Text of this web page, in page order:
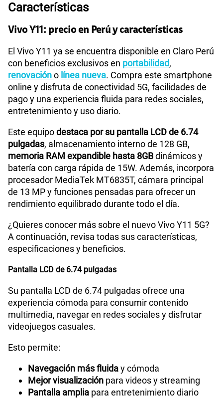
Paga solo
Paga solo S/69.90
Paga solo
175GBen alta velocidad
S/ 159.90
Paga solo S/189.90
Paga solo
200GB en alta velocidad
S/289.90
Ver menos planes
Características
Vivo Y11: precio en Perú y características
El Vivo Y11 ya se encuentra disponible en Claro Perú
con beneficios exclusivos en portabilidad,
renovacióno línea nueva. Compra este smartphone
online y disfruta de conectividad 5G, facilidades de
pago y una experiencia fluida para redes sociales,
entretenimiento y uso diario.
Este equipodestaca por su pantalla LCD de 6.74
pulgadas, almacenamiento interno de 128 GB,
memoria RAM expandible hasta 8GBdinámicos y
batería con carga rápida de 15W. Además, incorpora
procesador MediaTek MT6835T, cámara principal
de 13 MP y funciones pensadas para ofrecer un
rendimiento equilibrado durante todo el día.
¿Quieres conocer más sobre el nuevo Vivo Y11 5G?
A continuación, revisa todas sus características,
especificaciones y beneficios.
Pantalla LCD de 6.74 pulgadas
Su pantalla LCD de 6.74 pulgadas ofrece una
experiencia cómoda para consumir contenido
multimedia, navegar en redes sociales y disfrutar
videojuegos casuales.
Esto permite:
Navegación más fluiday cómoda
Mejor visualización para videos y streaming
Pantalla amplia para entretenimiento diario